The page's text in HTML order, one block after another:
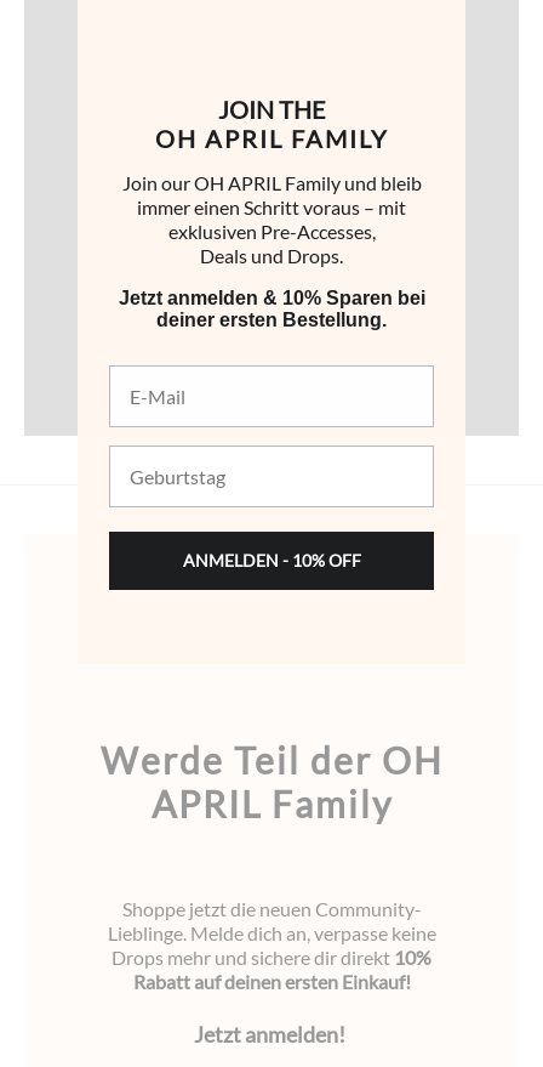
Werde Teil der OH
APRIL Family
Shoppe jetzt die neuen Community-
Lieblinge. Melde dich an, verpasse keine
Drops mehr und sichere dir direkt 10%
Rabatt auf deinen ersten Einkauf!
Jetzt anmelden!
JOIN THE
OH APRIL FAMILY
Join our OH APRIL Family und bleib
immer einen Schritt voraus – mit
exklusiven Pre-Accesses,
Deals und Drops.
Jetzt anmelden & 10% Sparen bei
deiner ersten Bestellung.
ANMELDEN - 10% OFF